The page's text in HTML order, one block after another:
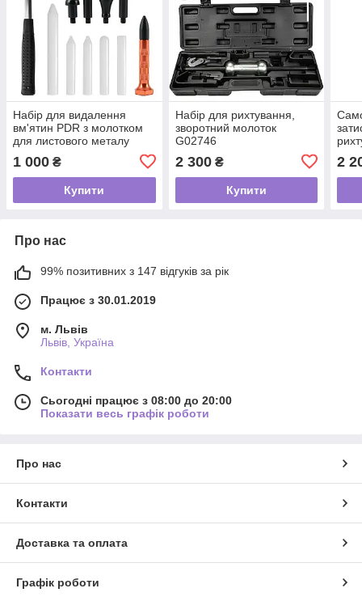
Набір для видалення
вм'ятин PDR з молотком
для листового металу
1 000 ₴
Купити
Набір для рихтування,
зворотний молоток
G02746
2 300₴
Купити
2
Про нас
99% позитивних з 147 відгуків за рік
Працює з 30.01.2019
м. Львів
Львів, Україна
Контакти
Сьогодні працює з 08:00 до 20:00
Показати весь графік роботи
Про нас
Контакти
Доставка та оплата
Графік роботи